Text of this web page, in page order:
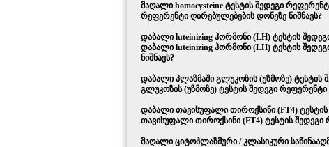
მაღალი homocysteine ტესტის შედეგი
რეფერენტი ღირებულებების დონეზე ნიშნავს?
დაბალი luteinizing ჰორმონი (LH) ტესტის
დაბალი luteinizing ჰორმონი (LH) ტესტის
ნიშნავს?
დაბალი პლაზმაში გლუკოზის (უზმოზე)
გლუკოზის (უზმოზე) ტესტის შედეგი რეფერენტი
დაბალი თავისუფალი თიროქსინი (FT4)
თავისუფალი თიროქსინი (FT4) ტესტის
მაღალი ციტოპლაზმური / კლასიკური